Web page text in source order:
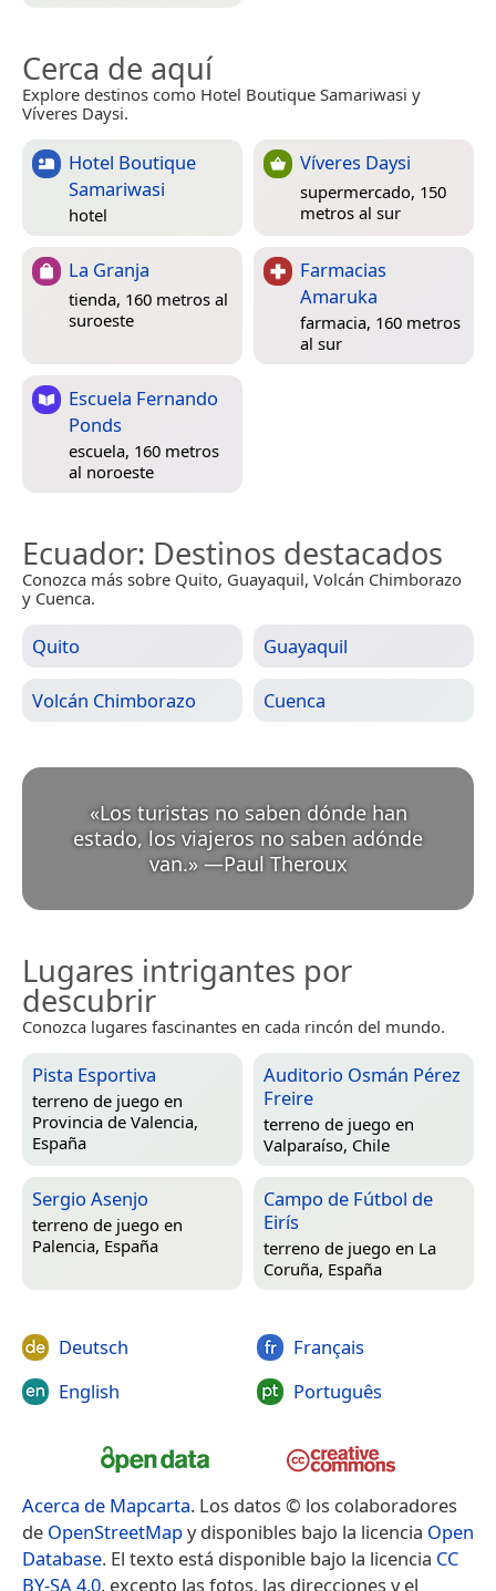
Cerca de aquí
Explore destinos como Hotel Boutique Samariwasi y
Víveres Daysi.
Hotel Boutique
Samariwasi
hotel
Víveres Daysi
supermercado, 150
metros al sur
La Granja
tienda, 160 metros al
suroeste
Farmacias
Amaruka
farmacia, 160 metros
al sur
Escuela Fernando
Ponds
escuela, 160 metros
al noroeste
Ecuador: Destinos destacados
Conozca más sobre Quito, Guayaquil, Volcán Chimborazo
y Cuenca.
Quito Guayaquil
Volcán Chimborazo Cuenca
«Los turistas no saben dónde han
estado, los viajeros no saben adónde
van.» —Paul Theroux
Lugares intrigantes por
descubrir
Conozca lugares fascinantes en cada rincón del mundo.
Pista Esportiva
terreno de juego en
Provincia de Valencia,
España
Auditorio Osmán Pérez
Freire
terreno de juego en
Valparaíso, Chile
Sergio Asenjo
terreno de juego en
Palencia, España
Campo de Fútbol de
Eirís
terreno de juego en La
Coruña, España
Deutsch
English
Français
Português
Acerca de Mapcarta. Los datos © los colaboradores
de OpenStreetMapy disponibles bajo la licencia Open
Database. El texto está disponible bajo la licencia CC
BY-SA 4.0, excepto las fotos, las direcciones y el